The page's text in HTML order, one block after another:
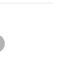
su WhatsApp
su Email